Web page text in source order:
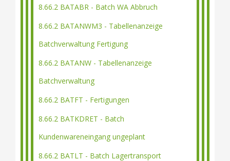
8.66.2 BATABR - Batch WA Abbruch
8.66.2 BATANWM3 - Tabellenanzeige
Batchverwaltung Fertigung
8.66.2 BATANW - Tabellenanzeige
Batchverwaltung
8.66.2 BATFT - Fertigungen
8.66.2 BATKDRET - Batch
Kundenwareneingang ungeplant
8.66.2 BATLT - Batch Lagertransport